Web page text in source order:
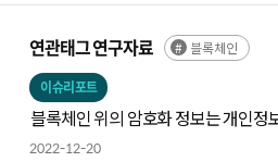
연관태그 연구자료 블록체인
이슈리포트
블록체인 위의 암호화 정보는 개인정
분산신원인증 서비스를 중심으로
2022-12-20